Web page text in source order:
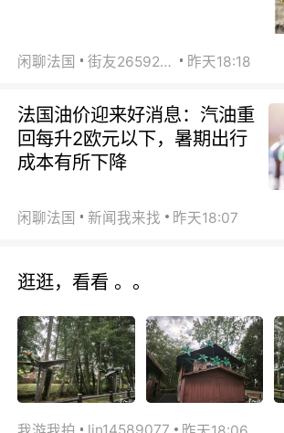
闲聊法国 街友26592800 昨天18:18
法国油价迎来好消息：汽油重
回每升2欧元以下，暑期出行
成本有所下降
闲聊法国 新闻我来找 昨天18:07
逛逛，看看 。。